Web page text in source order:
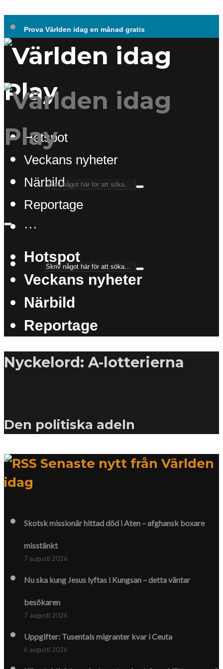
Prova Världen idag en månad gratis
Hotspot
Veckans nyheter
Närbild
Reportage
···
Hotspot
Veckans nyheter
Närbild
Reportage
Nyckelord: A-lotterierna
Den politiska adeln
Senaste nytt från Världen
idag
Skotsk missionär hittad död i Aten – afghansk boxare
misstänkt
7 augusti 2026
Nu ska kung Jesus lyftas i Kungsan – detta väntar
besökaren
7 augusti 2026
Uppgifter: Tusentals migranter kvar i Ceuta
6 augusti 2026